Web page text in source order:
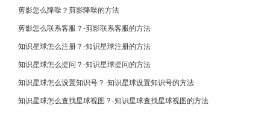
剪影怎么降噪？剪影降噪的方法
剪影怎么联系客服？-剪影联系客服的方法
知识星球怎么注册？-知识星球注册的方法
知识星球怎么提问？-知识星球提问的方法
知识星球怎么设置知识号？-知识星球设置知识号的方法
知识星球怎么查找星球视图？-知识星球查找星球视图的方法